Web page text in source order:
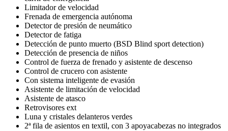
Limitador de velocidad
Frenada de emergencia autónoma
Detector de presión de neumático
Detector de fatiga
Detección de punto muerto (BSD Blind sport detection)
Detección de presencia de niños
Control de fuerza de frenado y asistente de descenso
Control de crucero con asistente
Con sistema inteligente de evasión
Asistente de limitación de velocidad
Asistente de atasco
Retrovisores ext
Luna y cristales delanteros verdes
2ª fila de asientos en textil, con 3 apoyacabezas no integrados